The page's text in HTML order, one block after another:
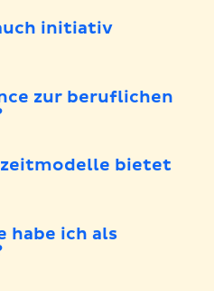
initiativ
zur beruflichen
bietet
habe ich als